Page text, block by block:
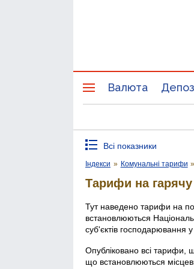
Валюта
Всі показники
Індекси » Комунальні тарифи »
Тарифи на гарячу
Тут наведено тарифи на
встановлюються
суб'єктів господарювання
Опубліковано всі тарифи,
що встановлюються